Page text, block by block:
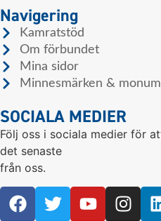
Navigering
Kamratstöd
Om förbundet
Mina sidor
Minnesmärken &
SOCIALA MEDIER
Följ oss i sociala medier för
det senaste
från oss.